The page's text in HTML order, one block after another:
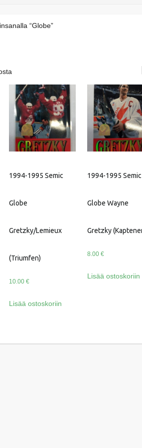
“Globe”
1994-1995 Semic
Globe
Gretzky/Lemieux
(Triumfen)
10.00€
Lisää ostoskoriin
1994-1995 Semic
Globe Wayne
Gretzky
8.00 €
Lisää ostoskoriin